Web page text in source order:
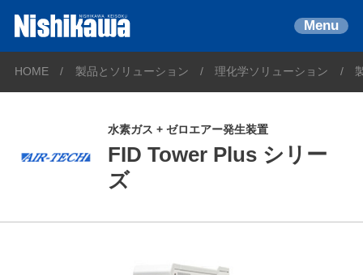
Menu
HOME 製品とソリューション 理化学ソリューション
水素ガス + ゼロエアー発生装置
FID Tower Plus シリー
ズ